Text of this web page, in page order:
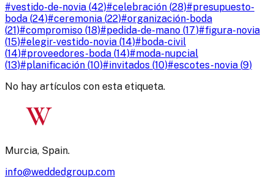
#vestido-de-novia (42)#celebración (28)#presupuesto-
boda (24)#ceremonia (22)#organización-boda
(21)#compromiso (18)#pedida-de-mano (17)#figura-novia
(15)#elegir-vestido-novia (14)#boda-civil
(14)#proveedores-boda (14)#moda-nupcial
(13)#planificación (10)#invitados (10)#escotes-novia (9)
No hay artículos con esta etiqueta.
W
Murcia, Spain.
info@weddedgroup.com